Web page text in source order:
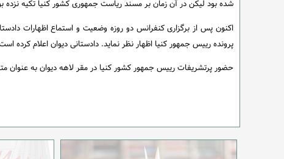
شده بود لیکن در آن زمان بر مسند ریاست جمهوری کشور کنیا تکیه نزده
اکنون پس از برگزاری کنفرانس دو روزه وضعیت و استماع اظهارات
پرونده رییس جمهور کنیا اظهار نظر نماید. دادستانی دیوان اعلام کرده
حضور پرتشریفات رییس جمهور کشور کنیا در مقر لاهه دیوان به عنوان